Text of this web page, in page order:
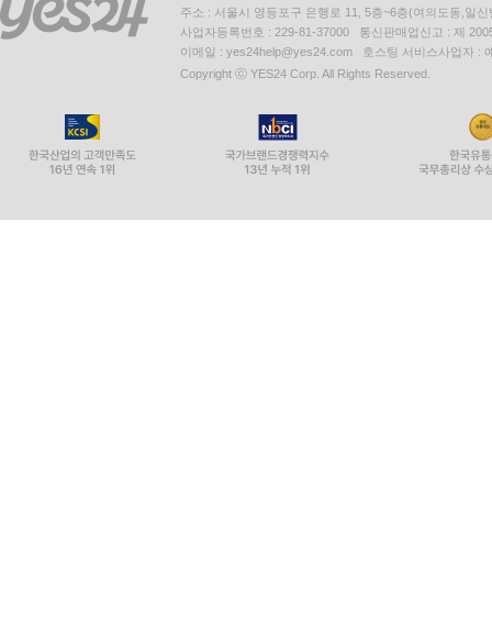
주소 : 서울시 영등포구 은행로 11, 5층~6층(여의도동,일신
사업자등록번호 : 229-81-37000 통신판매업신고 : 제
이메일 : yes24help@yes24.com 호스팅 서비스사업자 :
Copyright ⓒ YES24 Corp. All Rights Reserved.